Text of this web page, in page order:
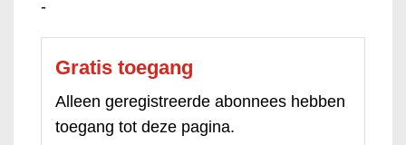
-
Gratis toegang
Alleen geregistreerde abonnees hebben
toegang tot deze pagina.